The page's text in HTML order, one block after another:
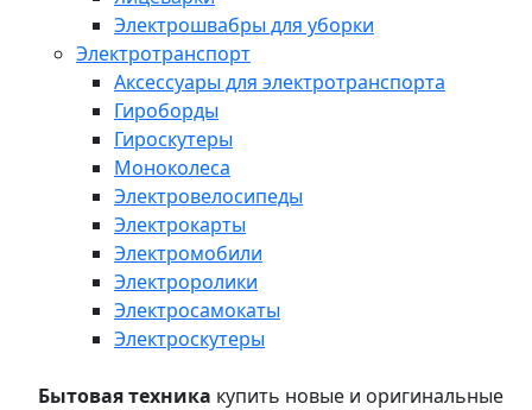
Электрошвабры для уборки
Электротранспорт
Аксессуары для электротранспорта
Гироборды
Гироскутеры
Моноколеса
Электровелосипеды
Электрокарты
Электромобили
Электроролики
Электросамокаты
Электроскутеры
Бытовая техника купить новые и оригинальные